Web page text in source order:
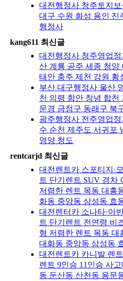
대전행정사 청주토지
대구 수원 화성 용인 진
행정사
kang611 최신글
대전행정사 청주영업
산 계룡 공주 세종 청양
태안 충주 제천 강원 횡
부산 대구행정사 울산
천 의령 함안 창녕 합천
문경 금정구 동래구 북
광주행정사 전주영업
수 순천 제주도 서귀포
영양 청도
rentcarjd 최신글
대전렌트카 스포티지·
트 단기렌트 SUV 경차
저렴한 렌트 목동 대흥
화동 중앙동 삼성동 효
대전렌터카 소나타·아
트 단기렌트 전연령 비
형 저렴한 렌트 목동 대
대화동 중앙동 삼성동
대전렌트카 카니발 렌
렌트 9인승 11인승 사
동 둔산동 산천동 용문